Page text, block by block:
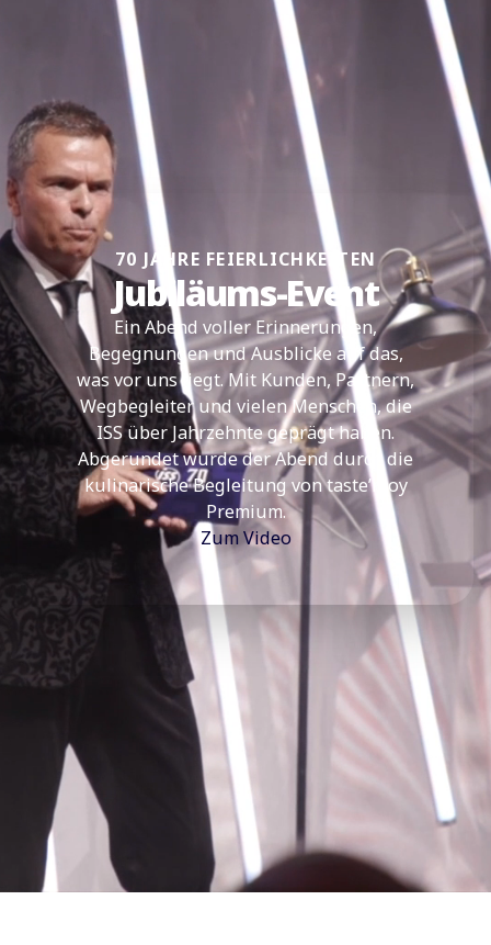
70 JAHRE FEIERLICHKEITEN
Jubiläums-Event
Ein Abend voller Erinnerungen,
Begegnungen und Ausblicke auf das,
was vor uns liegt. Mit Kunden, Partnern,
Wegbegleiter und vielen Menschen, die
ISS über Jahrzehnte geprägt haben.
Abgerundet wurde der Abend durch die
kulinarische Begleitung von taste’njoy
Premium.
Zum Video